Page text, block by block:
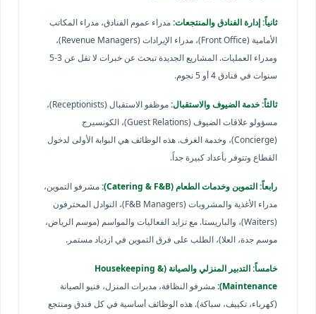
ثانياً: إدارة الفنادق والمنتجعات:مدراء عموم الفنادق، مدراء المكاتب
الأمامية (Front Office)، مدراء الإيرادات (Revenue Managers)،
ومدراء العمليات. المشاريع الجديدة تبحث عن خبرات لا تقل عن 3-5
سنوات في فنادق 4 أو 5 نجوم.
ثالثاً: خدمة الضيوف والاستقبال:
موظفو الاستقبال (Receptionists)،
مسؤولو علاقات الضيوف (Guest Relations)، الكونسيرج
(Concierge)، وخدمة الغرف. هذه الوظائف هي البوابة الأولى لدخول
القطاع وتتوفر بأعداد كبيرة جداً.
رابعاً: التموين وخدمات الطعام (Catering & F&B):
مشرفو التموين،
مدراء الأغذية والمشروبات (F&B Managers)، النوادل المحترفون
(Waiters)، والباريستا. مع تزايد الفعاليات والمواسم (موسم الرياض،
موسم جدة، العلا)، الطلب على فرق التموين في ازدياد مستمر.
خامساً: التدبير المنزلي والصيانة (Housekeeping &
Maintenance):
مشرفو النظافة، مدبرات المنزل، فنيو الصيانة
(كهرباء، تكييف، سباكة). هذه الوظائف أساسية في كل فندق ومنتجع